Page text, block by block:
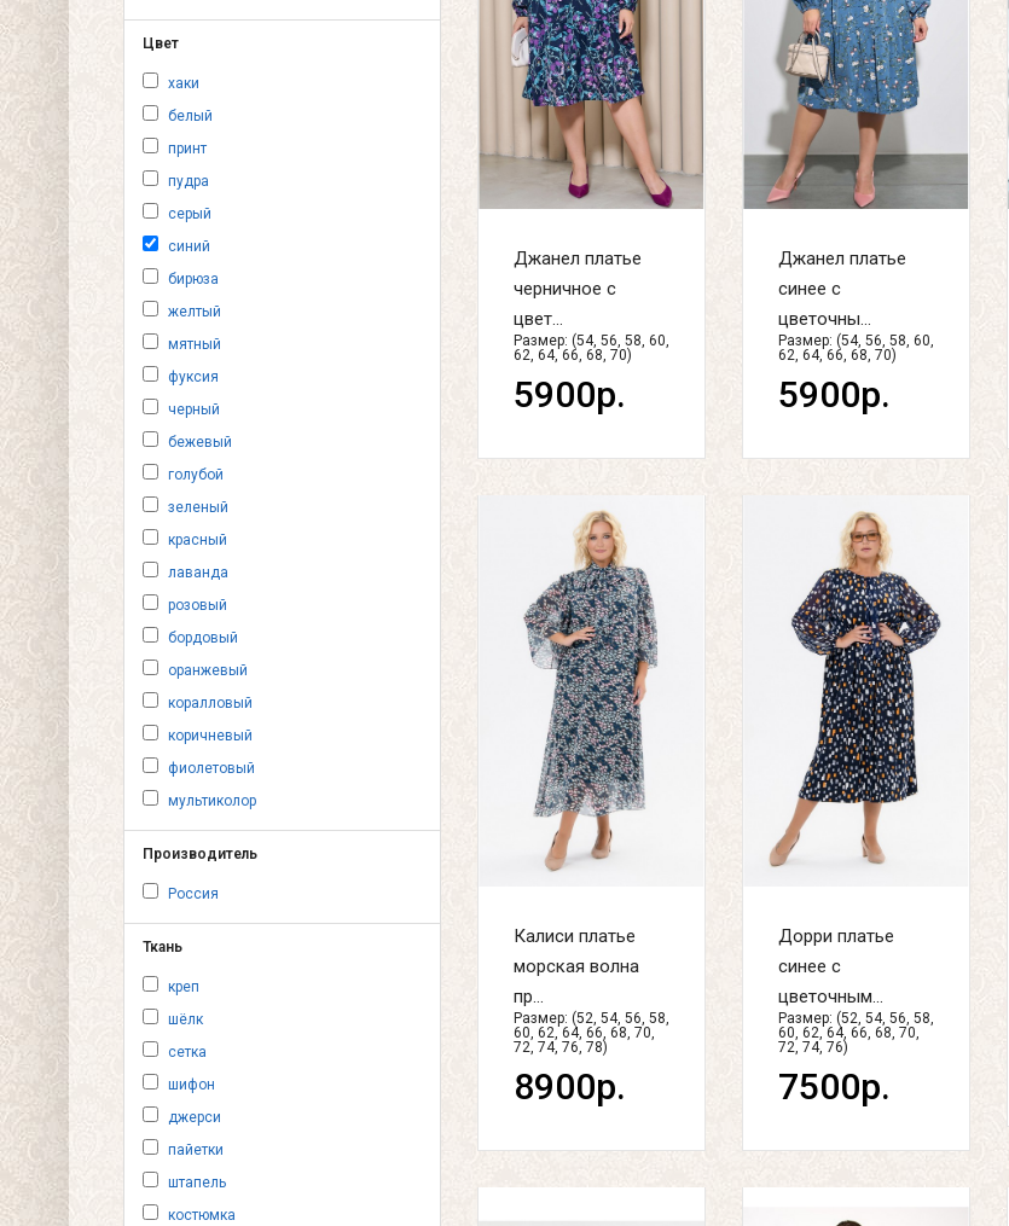
Цвет
хаки
белый
принт
пудра
серый
синий
бирюза
желтый
мятный
фуксия
черный
бежевый
голубой
зеленый
красный
лаванда
розовый
бордовый
оранжевый
коралловый
коричневый
фиолетовый
мультиколор
Производитель
Россия
Ткань
креп
шёлк
сетка
шифон
джерси
пайетки
штапель
костюмка
Джанел платье
черничное с
цвет...
Размер: (54, 56, 58, 60,
62, 64, 66, 68, 70)
5900р.
Джанел платье
синее с
цветочны...
Размер: (54, 56, 58, 60,
62, 64, 66, 68, 70)
5900р.
Калиси платье
морская волна
пр...
Размер: (52, 54, 56, 58,
60, 62, 64, 66, 68, 70,
72, 74, 76, 78)
8900р.
Дорри платье
синее с
цветочным...
Размер: (52, 54, 56, 58,
60, 62, 64, 66, 68, 70,
72, 74, 76)
7500р.